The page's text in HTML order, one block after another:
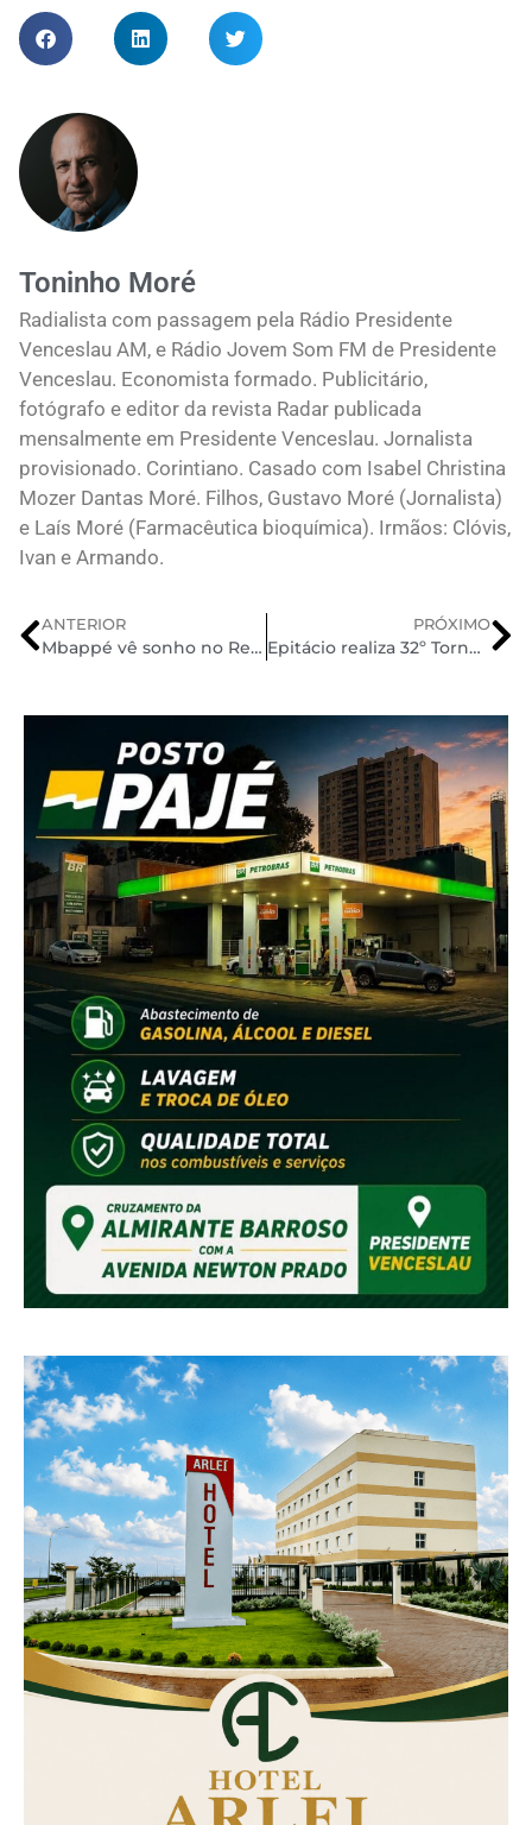
Toninho Moré
Radialista com passagem pela Rádio Presidente
Venceslau AM, e Rádio Jovem Som FM de Presidente
Venceslau. Economista formado. Publicitário,
fotógrafo e editor da revista Radar publicada
mensalmente em Presidente Venceslau. Jornalista
provisionado. Corintiano. Casado com Isabel Christina
Mozer Dantas Moré. Filhos, Gustavo Moré (Jornalista)
e Laís Moré (Farmacêutica bioquímica). Irmãos: Clóvis,
Ivan e Armando.
ANTERIOR
Mbappé vê sonho no Real Madrid virar pesadelo e recebe críticas por começo ruim no clube
PRÓXIMO
Epitácio realiza 32º Torneio de Pesca Amadora ao Tucunaré